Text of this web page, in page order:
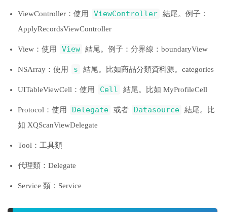
ViewController：使用 ViewController
結尾。例子：
ApplyRecordsViewController
View：使用 View 結尾。例子：分界線：boundaryView
NSArray：使用 s 結尾。比如商品分類資料源。categories
UITableViewCell：使用 Cell 結尾。比如 MyProfileCell
Protocol：使用 Delegate 或者 Datasource
結尾。比
如 XQScanViewDelegate
Tool：工具類
代理類：Delegate
Service 類：Service